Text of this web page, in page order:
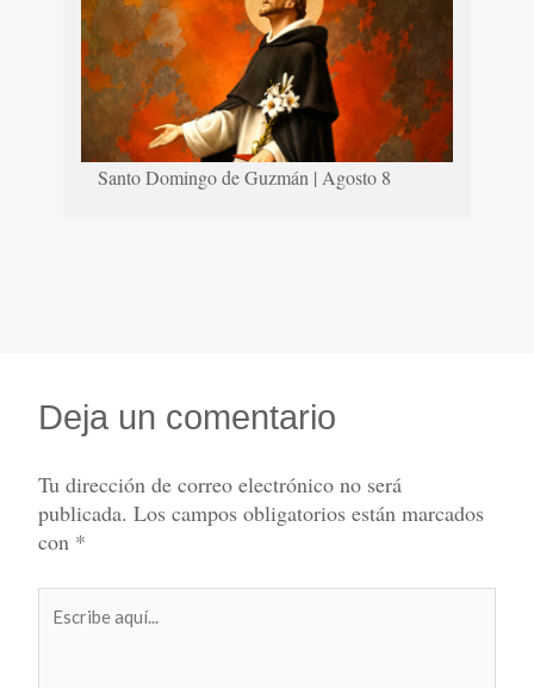
Santo Domingo de Guzmán | Agosto 8
Deja un comentario
Tu dirección de correo electrónico no será
publicada. Los campos obligatorios están marcados
con *
aquí...